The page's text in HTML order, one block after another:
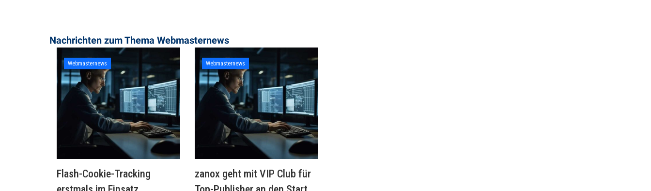
Nachrichten zum Thema ​Webmasternews
Webmasternews
Flash-Cookie-Tracking
Webmasternews
zanox geht mit VIP Club für